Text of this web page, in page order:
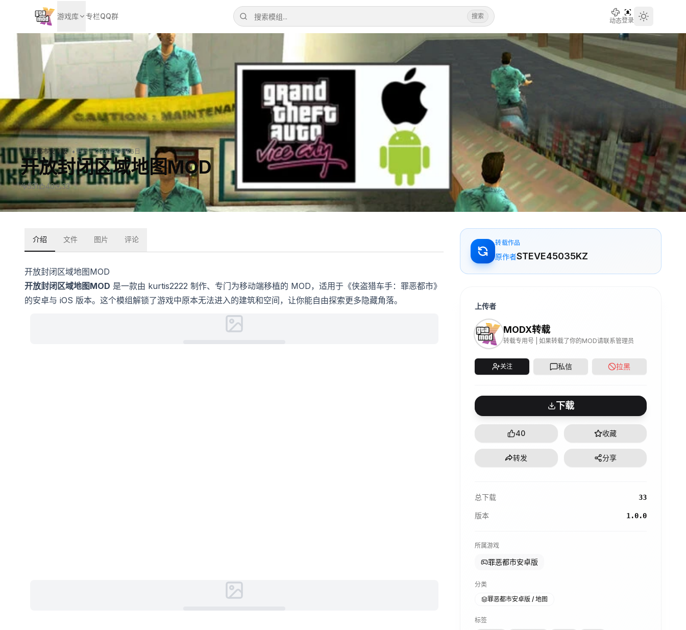
游戏库 专栏QQ群 搜索
动态登录
罪恶都市安卓版 •更新于2026年5月26日
开放封闭区域地图MOD
531 40 33
介绍 文件 图片 评论
开放封闭区域地图MOD
开放封闭区域地图MOD 是一款由 kurtis2222 制作、专门为移动端移植的 MOD，适用于《侠盗猎车手：罪恶都市》
的安卓与 iOS 版本。这个模组解锁了游戏中原本无法进入的建筑和空间，让你能自由探索更多隐藏角落。
转载作品
原作者STEVE45035KZ
上传者
MODX转载
转载专用号 | 如果转载了你的MOD请联系管理员
关注 私信 拉黑
下载
40 收藏
转发 分享
总下载 33
版本 1.0.0
所属游戏
罪恶都市安卓版
分类
罪恶都市安卓版 / 地图
标签